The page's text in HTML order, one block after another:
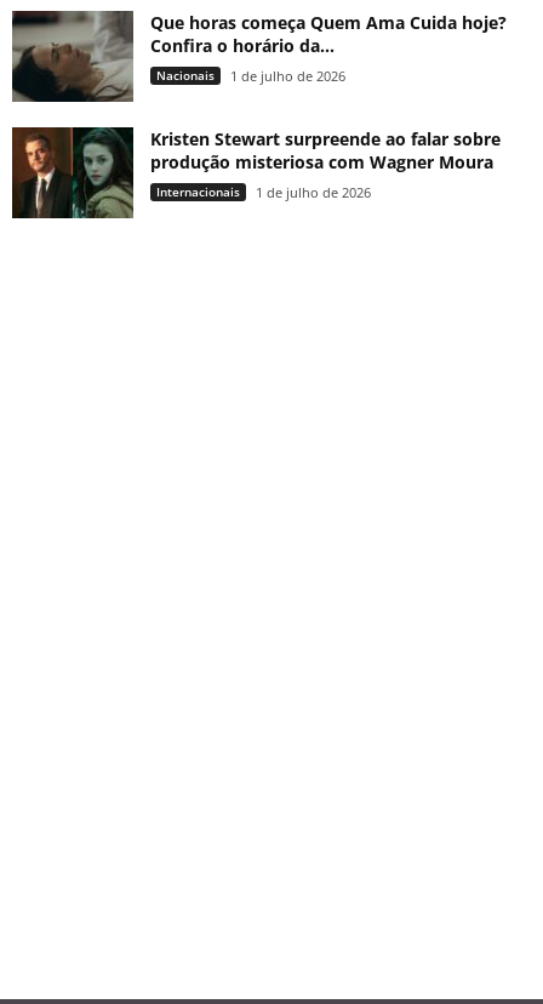
Que horas começa Quem Ama Cuida hoje?
Confira o horário da...
Nacionais 1 de julho de 2026
Kristen Stewart surpreende ao falar sobre
produção misteriosa com Wagner Moura
Internacionais 1 de julho de 2026